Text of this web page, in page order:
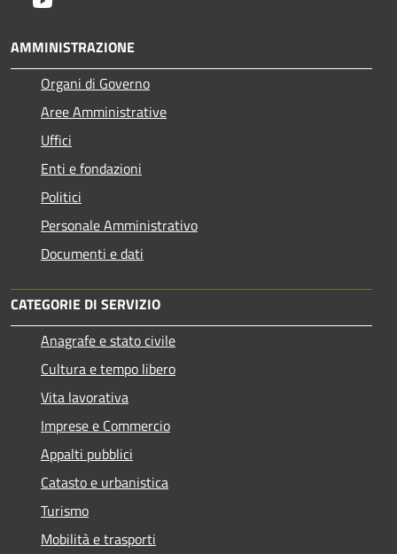
AMMINISTRAZIONE
Organi di Governo
Aree Amministrative
Uffici
Enti e fondazioni
Politici
Personale Amministrativo
Documenti e dati
CATEGORIE DI SERVIZIO
Anagrafe e stato civile
Cultura e tempo libero
Vita lavorativa
Imprese e Commercio
Appalti pubblici
Catasto e urbanistica
Turismo
Mobilità e trasporti